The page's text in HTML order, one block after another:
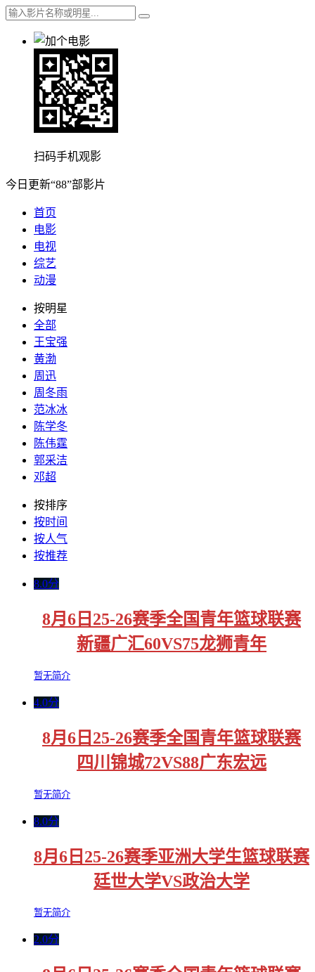
扫码手机观影
今日更新“88”部影片
首页
电影
电视
综艺
动漫
按明星
全部
王宝强
黄渤
周迅
周冬雨
范冰冰
陈学冬
陈伟霆
郭采洁
邓超
按排序
按时间
按人气
按推荐
8.0分
8月6日25-26赛季全国青年篮球联赛
新疆广汇60VS75龙狮青年
暂无简介
4.0分
8月6日25-26赛季全国青年篮球联赛
四川锦城72VS88广东宏远
暂无简介
8.0分
8月6日25-26赛季亚洲大学生篮球联赛
廷世大学VS政治大学
暂无简介
2.0分